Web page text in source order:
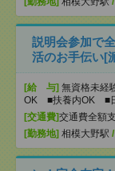
説明会参加で
活のお手伝い[
[給 与] 無資格未経
OK ■扶養内OK ■
[交通費]交通費全額
[勤務地] 相模大野駅 /